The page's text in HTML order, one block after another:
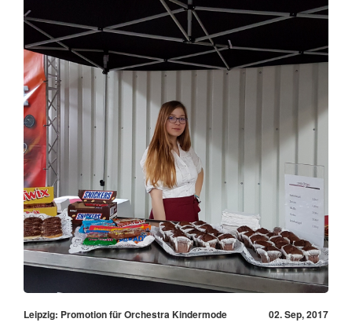
Leipzig: Promotion für Orchestra Kindermode 02. Sep, 2017